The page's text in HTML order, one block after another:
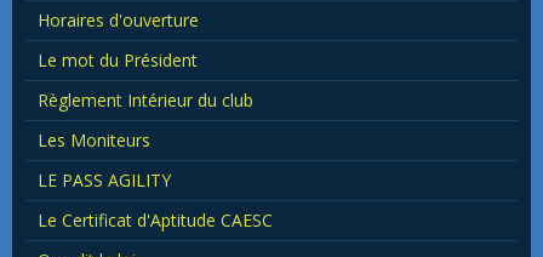
Horaires d'ouverture
Le mot du Président
Règlement Intérieur du club
Les Moniteurs
LE PASS AGILITY
Le Certificat d'Aptitude CAESC